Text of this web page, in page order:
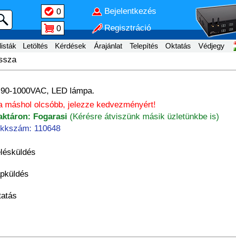
0
0
Bejelentkezés
Regisztráció
Letöltés Kérdések Árajánlat Telepítés Oktatás Védjegy
1000VAC, LED lámpa.
máshol olcsóbb, jelezze kedvezményért!
Fogarasi (Kérésre átviszünk másik üzletünkbe is)
110648